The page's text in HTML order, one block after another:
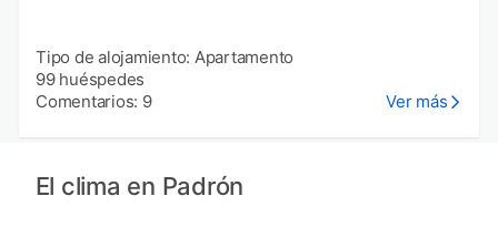
Tipo de alojamiento: Apartamento
99 huéspedes
Comentarios: 9
Ver más
El clima en Padrón